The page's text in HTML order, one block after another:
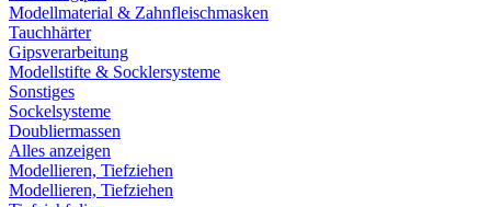
Modellmaterial & Zahnfleischmasken
Tauchhärter
Gipsverarbeitung
Modellstifte & Socklersysteme
Sonstiges
Sockelsysteme
Doubliermassen
Alles anzeigen
Modellieren, Tiefziehen
Modellieren, Tiefziehen